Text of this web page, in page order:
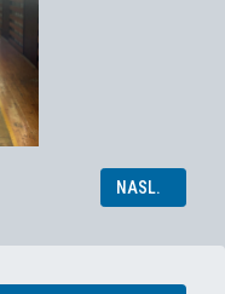
REGIÓNU V
NASLEDUJÚCI
NASL.